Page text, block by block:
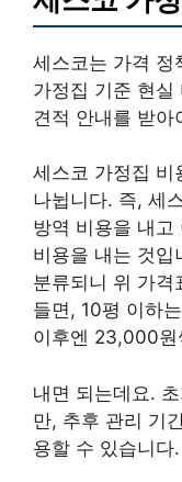
세스코는 가격 정
가정집 기준 현실
견적 안내를 받아
세스코 가정집 비
나뉩니다. 즉, 세
방역 비용을 내고
비용을 내는 것입
분류되니 위 가격
들면, 10평 이하
이후엔 23,000원
내면 되는데요.
만, 추후 관리 기
용할 수 있습니다.